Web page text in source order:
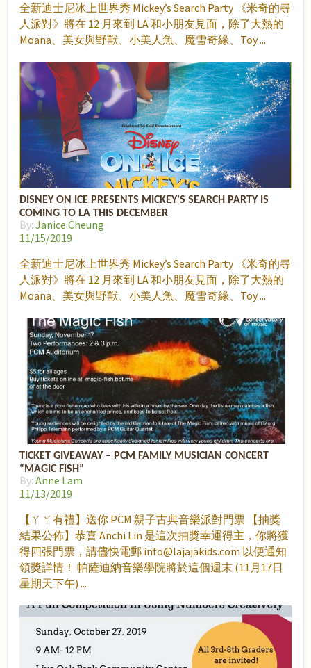
全新迪士尼冰上世界秀 Mickey’s Search Party 《米奇的尋
人派對》將在 12 月來到 LA 和小朋友見面，除了大熱的
Moana、美女與野獸、小美人魚、魔雪奇緣、Toy
DISNEY ON ICE PRESENTS MICKEY’S SEARCH PARTY IS
COMING TO LA THIS DECEMBER
By: Janice Cheung
11/15/2019
全新迪士尼冰上世界秀 Mickey’s Search Party 《米奇的尋
人派對》將在 12 月來到 LA 和小朋友見面，除了大熱的
Moana、美女與野獸、小美人魚、魔雪奇緣、Toy
TICKET GIVEAWAY – PCM FAMILY MUSICIAN CONCERT
“MAGIC FISH”
By: Anne Lam
11/13/2019
【ㄚㄚ有禮】送你 PCM 親子古典音樂派對門票 【抽獎
結果公佈】恭喜 Anchi Lin 是這次抽獎幸運得主，你將獲
得四張門票，請儘快電郵 info@lajajakids.com 以便通知
領獎詳情！ 帕薩迪納音樂學院將於這個週末 (11月17日
星期天下午)